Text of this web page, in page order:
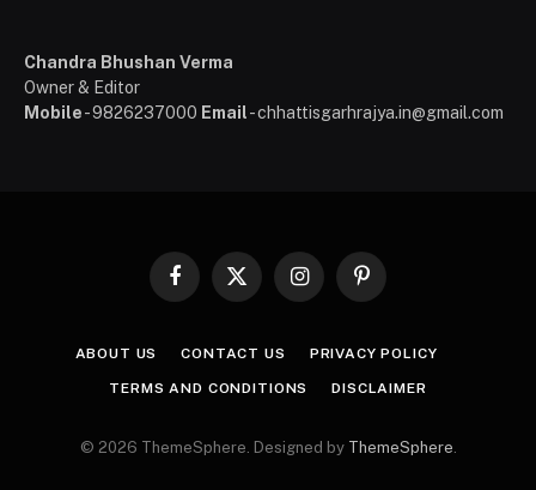
Chandra Bhushan Verma
Owner & Editor
Mobile- 9826237000 Email- chhattisgarhrajya.in@gmail.com
Facebook
X
InstagramPinterest
ABOUT US CONTACT US PRIVACY POLICY
TERMS AND CONDITIONS DISCLAIMER
© 2026 ThemeSphere. Designed by ThemeSphere